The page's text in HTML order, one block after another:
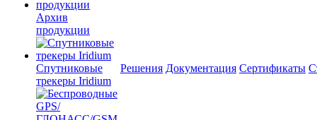
Архив
продукции
Спутниковые
трекеры Iridium
Решения Документация Сертификаты